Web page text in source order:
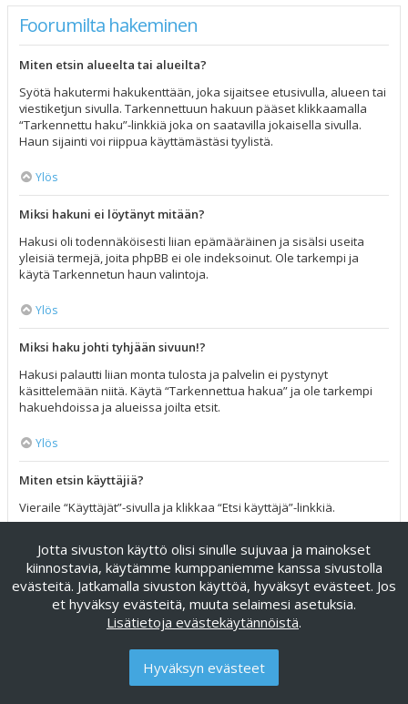
Foorumilta hakeminen
Miten etsin alueelta tai alueilta?
Syötä hakutermi hakukenttään, joka sijaitsee etusivulla, alueen tai
viestiketjun sivulla. Tarkennettuun hakuun pääset klikkaamalla
“Tarkennettu haku”-linkkiä joka on saatavilla jokaisella sivulla.
Haun sijainti voi riippua käyttämästäsi tyylistä.
Ylös
Miksi hakuni ei löytänyt mitään?
Hakusi oli todennäköisesti liian epämääräinen ja sisälsi useita
yleisiä termejä, joita phpBB ei ole indeksoinut. Ole tarkempi ja
käytä Tarkennetun haun valintoja.
Ylös
Miksi haku johti tyhjään sivuun!?
Hakusi palautti liian monta tulosta ja palvelin ei pystynyt
käsittelemään niitä. Käytä “Tarkennettua hakua” ja ole tarkempi
hakuehdoissa ja alueissa joilta etsit.
Ylös
Miten etsin käyttäjiä?
Vieraile “Käyttäjät”-sivulla ja klikkaa “Etsi käyttäjä”-linkkiä.
Ylös
Miten löydän omat viestini ja viestiketjuni?
Omat viestisi näet klikkaamalla “Katso omia viestejäsi”-linkkiä
omissa asetuksissa tai klikkaamalla “Etsi käyttäjän viesteistä”-
foorumin ylälaidassa. Etsiäksesi omia viestiketjuja, käytä
tarkennettua hakua ja täytä sen hakuehdot haluamallasi tavalla.
Jotta sivuston käyttö olisi sinulle sujuvaa ja mainokset
kiinnostavia, käytämme kumppaniemme kanssa sivustolla
evästeitä. Jatkamalla sivuston käyttöä, hyväksyt evästeet. Jos
et hyväksy evästeitä, muuta selaimesi asetuksia.
Lisätietoja evästekäytännöistä.
Hyväksyn evästeet